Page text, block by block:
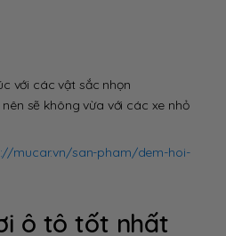
với các vật sắc nhọn
sẽ không vừa với các xe nhỏ
mucar.vn/san-pham/dem-hoi-
ô tô tốt nhất